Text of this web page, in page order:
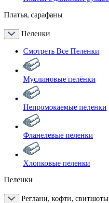
Платья, сарафаны
Пеленки
Смотреть Все Пеленки
Муслиновые пелёнки
Непромокаемые пеленки
Фланелевые пеленки
Хлопковые пеленки
Пеленки
Реглани, кофти, свитшоты